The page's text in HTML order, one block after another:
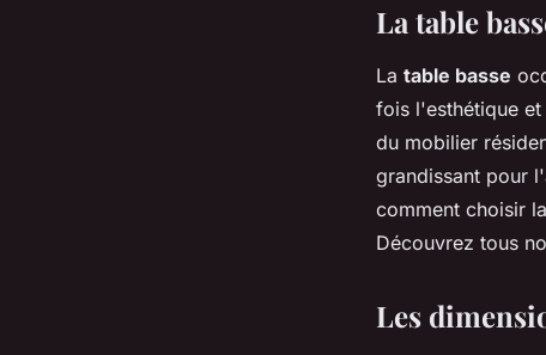
La table
La table basse
fois l'esthétique
du mobilier
grandissant pour
comment choisir
Découvrez tous
Les